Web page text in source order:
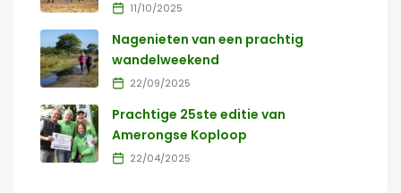
11/10/2025
Nagenieten van een prachtig
wandelweekend
22/09/2025
Prachtige 25ste editie van
Amerongse Koploop
22/04/2025